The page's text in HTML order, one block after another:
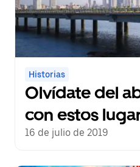
Historias
Olvídate del
con estos
en la Ciudad
16 de julio de 2019